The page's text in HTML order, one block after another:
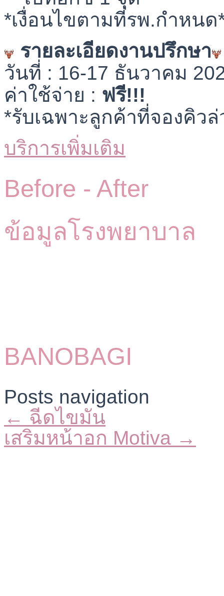
*เงื่อนไขตามที่รพ.กำหนด
รายละเอียดงานปรึกษา
วันที่ : 16-17 ธันวาคม
ค่าใช้จ่าย : ฟรี!!!
*รับเฉพาะลูกค้าที่จองคิว
บริการเพิ่มเติม
Before - After
ข้อมูลโรงพยาบาล
BANOBAGI
Posts navigation
← ฉีดไขมัน
เสริมหน้าอก Motiva →